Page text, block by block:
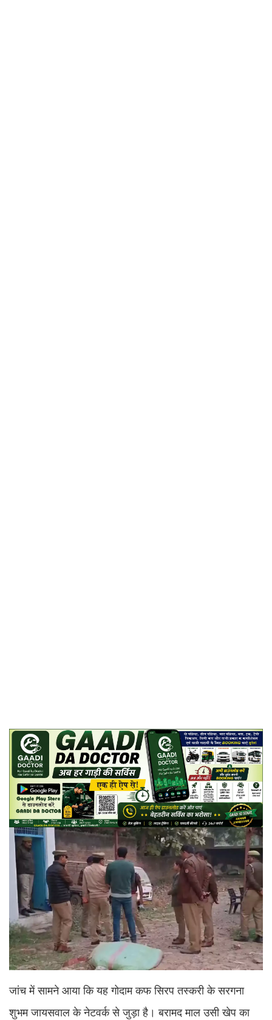
जांच में सामने आया कि यह गोदाम कफ सिरप तस्करी के सरगना
शुभम जायसवाल के नेटवर्क से जुड़ा है। बरामद माल उसी खेप का